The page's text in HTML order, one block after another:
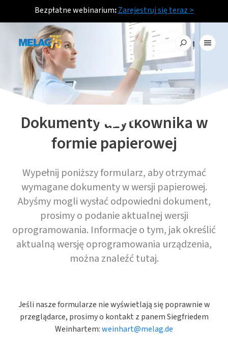
Bezpłatne webinarium:Zarejestruj się teraz >
Dokumenty użytkownika w
formie papierowej
Wypełnij poniższy formularz, aby otrzymać
wymagane dokumenty w wersji papierowej.
Abyśmy mogli wysłać odpowiedni dokument,
prosimy o podanie aktualnej wersji
oprogramowania. Informacje o tym, jak określić
aktualną wersję oprogramowania urządzenia,
można znaleźć tutaj.
Jeśli nasze formularze nie wyświetlają się poprawnie w
przeglądarce, prosimy o kontakt z panem Siegfriedem
Weinhartem:weinhart@melag.de